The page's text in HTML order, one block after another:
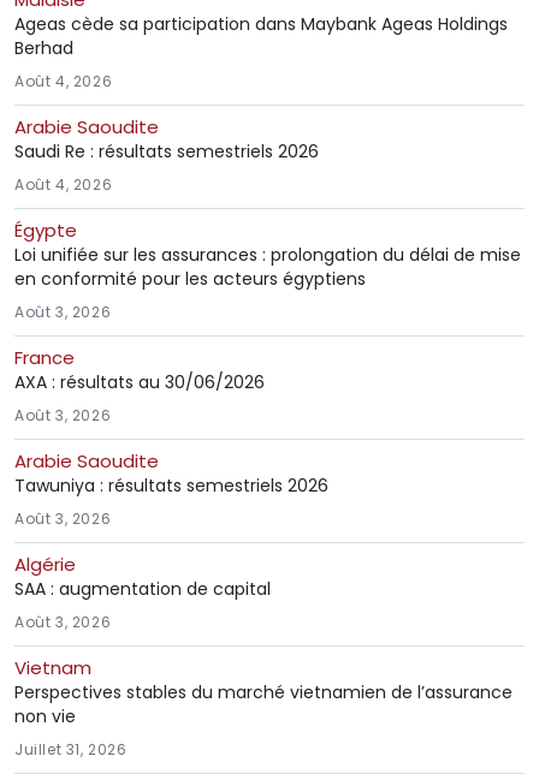
Ageas cède sa participation dans Maybank Ageas Holdings
Berhad
Août 4, 2026
Arabie Saoudite
Saudi Re : résultats semestriels 2026
Août 4, 2026
Égypte
Loi unifiée sur les assurances : prolongation du délai de mise
en conformité pour les acteurs égyptiens
Août 3, 2026
France
AXA : résultats au 30/06/2026
Août 3, 2026
Arabie Saoudite
Tawuniya : résultats semestriels 2026
Août 3, 2026
Algérie
SAA : augmentation de capital
Août 3, 2026
Vietnam
Perspectives stables du marché vietnamien de l’assurance
non vie
Juillet 31, 2026